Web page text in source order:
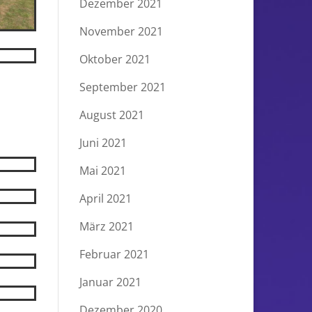
Dezember 2021
November 2021
Oktober 2021
September 2021
August 2021
Juni 2021
Mai 2021
April 2021
März 2021
Februar 2021
Januar 2021